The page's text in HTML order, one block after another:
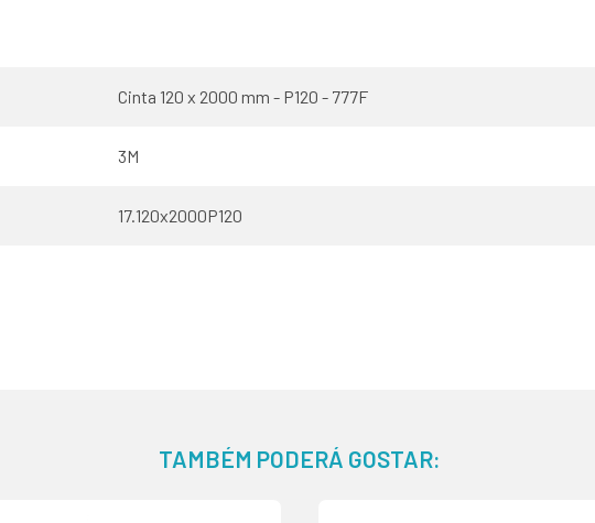
Cinta 120 x 2000 mm - P120 - 777F
3M
17.120x2000P120
TAMBÉM PODERÁ GOSTAR: